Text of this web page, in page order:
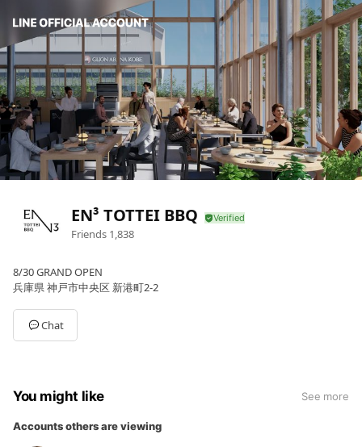
EN³ TOTTEI BBQ
Friends 1,838
8/30 GRAND OPEN
兵庫県 神戸市中央区 新港町2-2
Chat
You might like See more
Accounts others are viewing